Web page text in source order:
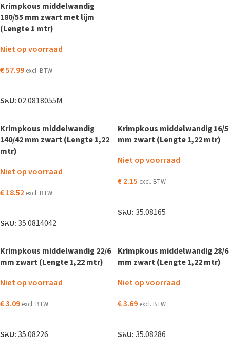
Krimpkous middelwandig
180/55 mm zwart met lijm
(Lengte 1 mtr)
Niet op voorraad
€57.99 excl. BTW
SKU:02.0818055M
Krimpkous middelwandig
140/42 mm zwart (Lengte 1,22
mtr)
Niet op voorraad
€18.52 excl. BTW
SKU:35.0814042
Krimpkous middelwandig 16/5
mm zwart (Lengte 1,22 mtr)
Niet op voorraad
€2.15 excl. BTW
SKU:35.08165
Krimpkous middelwandig 22/6
mm zwart (Lengte 1,22 mtr)
Niet op voorraad
€3.09 excl. BTW
SKU:35.08226
Krimpkous middelwandig 28/6
mm zwart (Lengte 1,22 mtr)
Niet op voorraad
€3.69 excl. BTW
SKU:35.08286